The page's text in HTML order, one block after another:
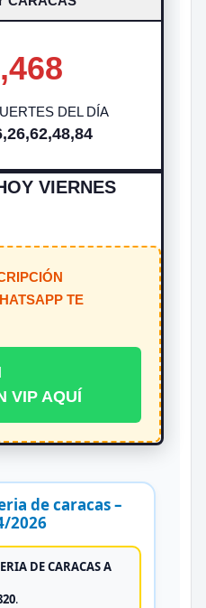
DEL DÍA
VIERNES
TE
VIP AQUÍ
de caracas –
2026
DE CARACAS A
.